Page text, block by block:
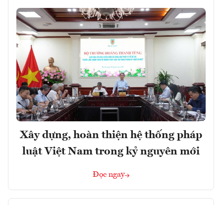
Xây dựng, hoàn thiện hệ thống pháp
luật Việt Nam trong kỷ nguyên mới
Đọc ngay